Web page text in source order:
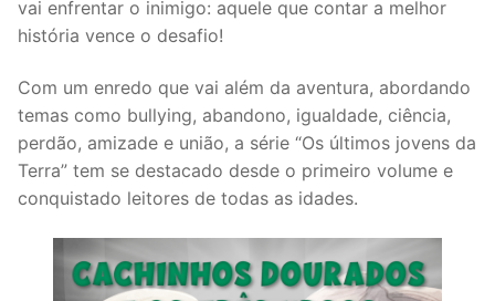
vai enfrentar o inimigo: aquele que contar a melhor
história vence o desafio!
Com um enredo que vai além da aventura, abordando
temas como bullying, abandono, igualdade, ciência,
perdão, amizade e união, a série “Os últimos jovens da
Terra” tem se destacado desde o primeiro volume e
conquistado leitores de todas as idades.